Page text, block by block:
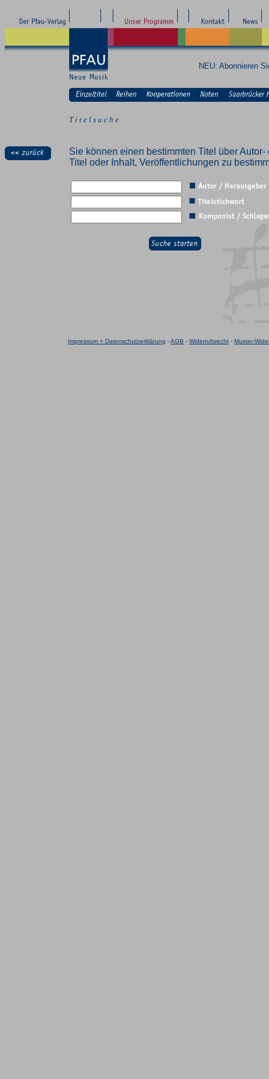
NEU: Abonnieren
T i t e l s u c h e
Sie können einen bestimmten Titel über
Titel oder Inhalt, Veröffentlichungen zu
Impressum + Datenschutzerklärung -AGB - Widerrufsrecht - Muster-